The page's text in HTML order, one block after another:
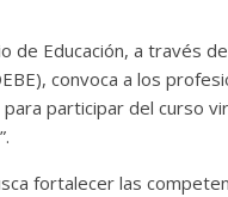
de Educación, a través
convoca a los
participar del curso
fortalecer las